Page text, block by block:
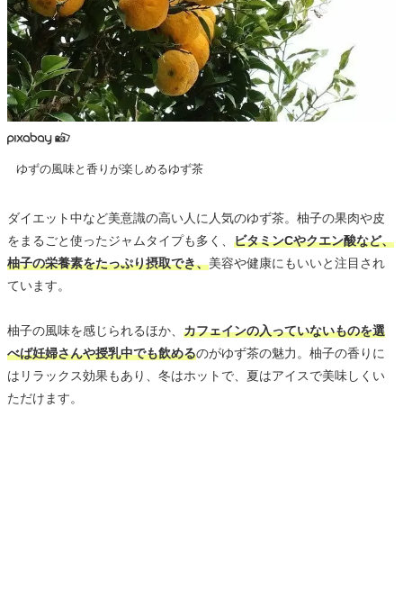
ゆずの風味と香りが楽しめるゆず茶
ダイエット中など美意識の高い人に人気のゆず茶。柚子の果肉や皮
をまるごと使ったジャムタイプも多く、 ビタミンCやクエン酸など、
柚子の栄養素をたっぷり摂取でき、美容や健康にもいいと注目され
ています。
柚子の風味を感じられるほか、 カフェインの入っていないものを選
べば妊婦さんや授乳中でも飲めるのがゆず茶の魅力。柚子の香りに
はリラックス効果もあり、冬はホットで、夏はアイスで美味しくい
ただけます。